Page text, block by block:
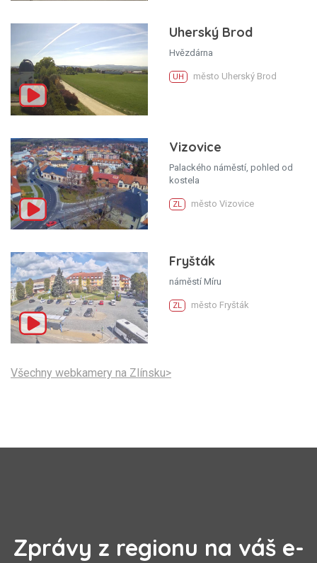
Uherský Brod
Hvězdárna
UH město Uherský Brod
Vizovice
Palackého náměstí, pohled od
kostela
ZL město Vizovice
Fryšták
náměstí Míru
ZL město Fryšták
Všechny webkamery na Zlínsku>
Zprávy z regionu na váš e-